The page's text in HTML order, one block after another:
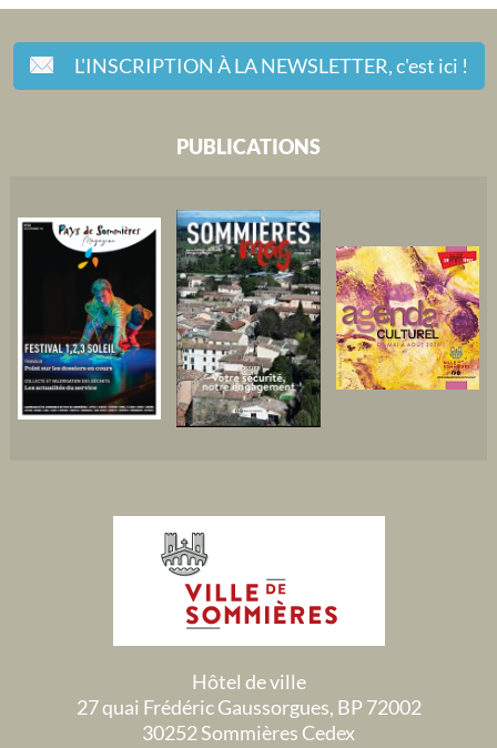
L'INSCRIPTION À LA NEWSLETTER,c'est ici !
PUBLICATIONS
Hôtel de ville
27 quai Frédéric Gaussorgues, BP 72002
30252 Sommières Cedex